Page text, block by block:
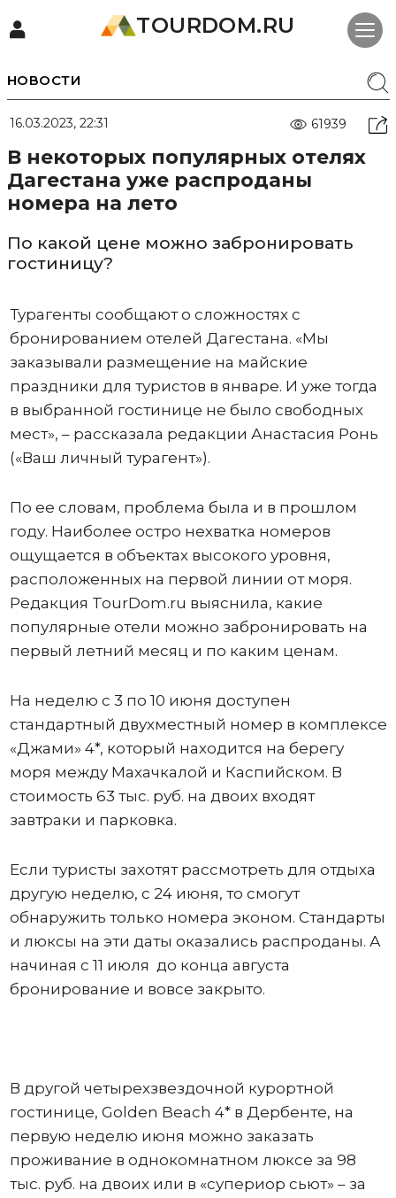
TOURDOM.RU
НОВОСТИ
16.03.2023, 22:31 61939
В некоторых популярных отелях
Дагестана уже распроданы
номера на лето
По какой цене можно забронировать
гостиницу?
Турагенты сообщают о сложностях с
бронированием отелей Дагестана. «Мы
заказывали размещение на майские
праздники для туристов в январе. И уже тогда
в выбранной гостинице не было свободных
мест», – рассказала редакции Анастасия Ронь
(«Ваш личный турагент»).
По ее словам, проблема была и в прошлом
году. Наиболее остро нехватка номеров
ощущается в объектах высокого уровня,
расположенных на первой линии от моря.
Редакция TourDom.ru выяснила, какие
популярные отели можно забронировать на
первый летний месяц и по каким ценам.
На неделю с 3 по 10 июня доступен
стандартный двухместный номер в комплексе
«Джами» 4*, который находится на берегу
моря между Махачкалой и Каспийском. В
стоимость 63 тыс. руб. на двоих входят
завтраки и парковка.
Если туристы захотят рассмотреть для отдыха
другую неделю, с 24 июня, то смогут
обнаружить только номера эконом. Стандарты
и люксы на эти даты оказались распроданы. А
начиная с 11 июля до конца августа
бронирование и вовсе закрыто.
В другой четырехзвездочной курортной
гостинице, Golden Beach 4* в Дербенте, на
первую неделю июня можно заказать
проживание в однокомнатном люксе за 98
тыс. руб. на двоих или в «супериор сьют» – за